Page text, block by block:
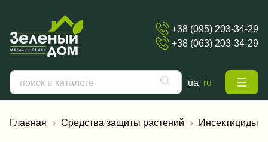
+38 (095) 203-34-29
+38 (063) 203-34-29
ua ru
Главная Средства защиты растений Инсектициды